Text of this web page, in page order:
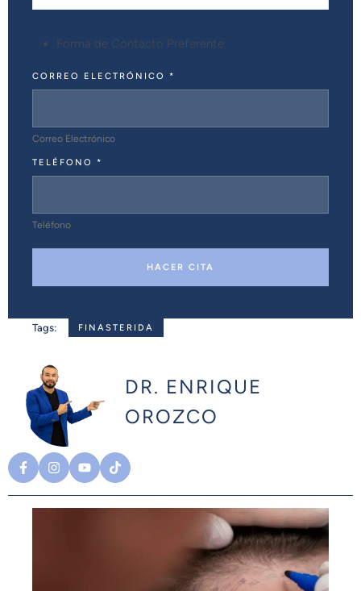
Forma de Contacto Preferente
CORREO ELECTRÓNICO *
Correo Electrónico
TELÉFONO *
Teléfono
HACER CITA
Tags: FINASTERIDA
DR. ENRIQUE
OROZCO